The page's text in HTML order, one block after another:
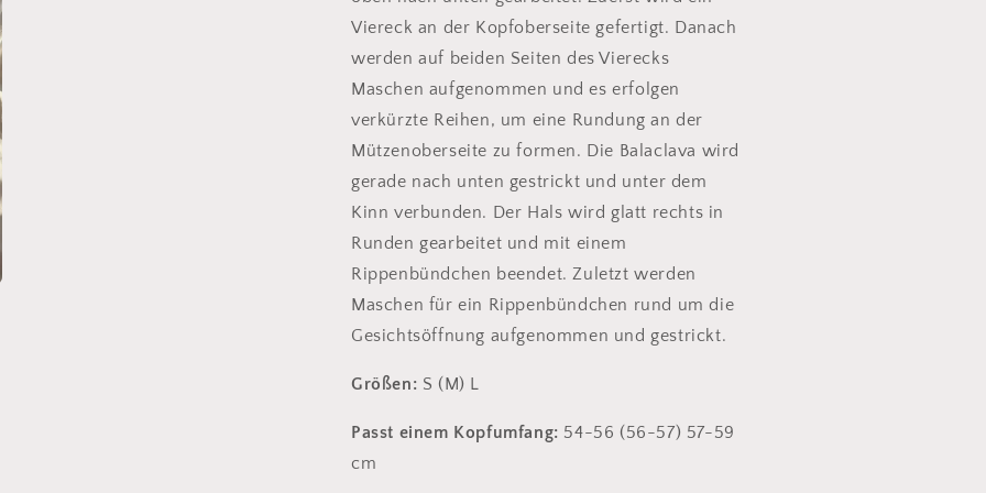
Viereck an der Kopfoberseite gefertigt. Danach
werden auf beiden Seiten des Vierecks
Maschen aufgenommen und es erfolgen
verkürzte Reihen, um eine Rundung an der
Mützenoberseite zu formen. Die Balaclava wird
gerade nach unten gestrickt und unter dem
Kinn verbunden. Der Hals wird glatt rechts in
Runden gearbeitet und mit einem
Rippenbündchen beendet. Zuletzt werden
Maschen für ein Rippenbündchen rund um die
Gesichtsöffnung aufgenommen und gestrickt.
Größen: S (M) L
Passt einem Kopfumfang: 54-56 (56-57) 57-59
cm